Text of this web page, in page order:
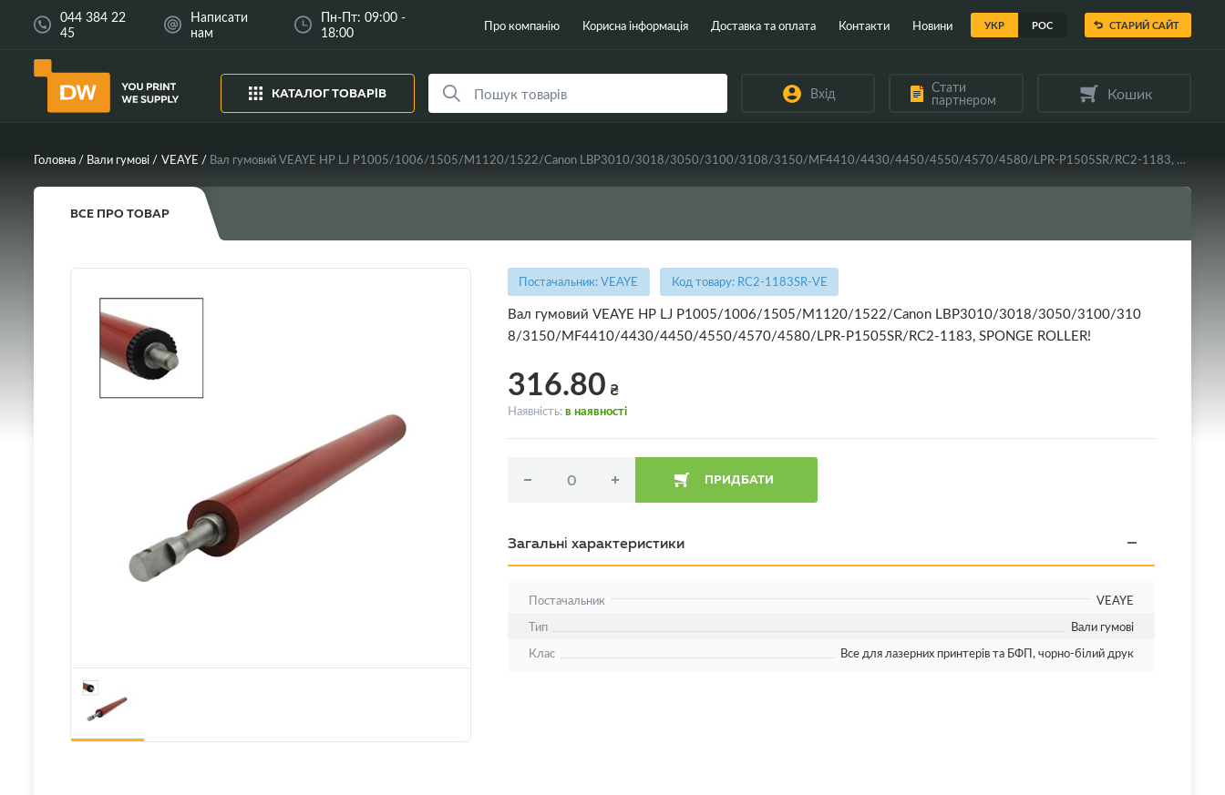
УКР РОС
044 384 22
45
Написати
нам
Пн-Пт: 09:00 -
18:00
Про компанію Корисна інформація Доставка та оплата Контакти Новини СТАРИЙ САЙТ
КАТАЛОГ ТОВАРІВ Вхід Стати
партнером Кошик
Головна Вали гумові VEAYE Вал гумовий VEAYE HP LJ P1005/1006/1505/M1120/1522/Canon LBP3010/3018/3050/3100/3108/3150/MF4410/4430/4450/4550/4570/4580/LPR-P1505SR/RC2-1183, SPONGE ROLLER!
ВСЕ ПРО ТОВАР
Постачальник: VEAYE Код товару: RC2-1183SR-VE
Вал гумовий VEAYE HP LJ P1005/1006/1505/M1120/1522/Canon LBP3010/3018/3050/3100/310
8/3150/MF4410/4430/4450/4550/4570/4580/LPR-P1505SR/RC2-1183, SPONGE ROLLER!
316.80 ₴
Наявність:в наявності
ПРИДБАТИ
Загальні характеристики
Постачальник
VEAYE
Тип
Вали гумові
Клас
Все для лазерних принтерів та БФП, чорно-білий друк